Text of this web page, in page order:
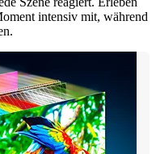
intensiv mit, während